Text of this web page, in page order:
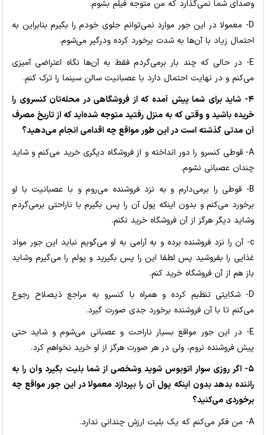
وصدای شما نمی‌گذارد که من متوجه فیلم بشوم.
D- معمولا در این جور موارد نمی‌توانم جلوی خودم را بگیرم بنابراین به
احتمال زیاد با آن‌ها به شدت برخورد کرده ودرگیر می‌شوم.
E- در حالی که چند بار برمی‌گردم فقط به آن‌ها نگاه اعتراضی آمیزی
می‌کنم و در نهایت احتمال دارد با عصبانیت سالن سینما را ترک کنم.
۴- شاید برای شما پیش آمده که از فروشگاهی در محله‌تان کنسروی را
خریده باشید و وقتی که به منزل رفتید متوجه شده‌اید که از تاریخ مصرف
آن مدتی گذشته است در این طور مواقع چه اقدامی انجام می‌دهید؟
A- قوطی کنسرو را دور انداخته و از فروشگاه دیگری خرید می‌کنم و شاید
چندان عصبانی نشوم.
B- قوطی را برمی‌دارم و به نزد فروشنده می‌روم و با عصبانیت با او
برخورد می‌کنم و بدون اینکه پول آن را پس بگیرم با ناراحتی برمی‌گردم
وشاید دیگر هرگز از آن فروشگاه خرید نکنم.
c- آن را نزد فروشنده برده و به آرامی به او می‌گویم نباید این جور مواد
غذایی را بفروشید پس لطفا این را پس بگیرید و پولم را می‌گیرم وشاید
باز هم از آن فروشگاه خرید کنم.
D- شکایتی تنظیم کرده و همراه با کنسرو به مراجع ذیصلاح رجوع
می‌کنم تا با آن فروشنده برخورد جدی صورت گیرد.
E- در این جور مواقع بسیار ناراحت و عصبانی می‌شوم و شاید حتی
پیش فروشنده نروم، ولی در هر صورت هرگز از او خرید نخواهم کرد.
۵- اگر روزی سوار اتوبوس شوید وشخصی از شما بلیت بگیرد وآن را به
راننده بدهد بدون اینکه پول آن را بپردازد معمولا در این جور مواقع چه
برخوردی می‌کنید؟
A- من فکر می‌کنم که یک بلیت ارزش چندانی ندارد.